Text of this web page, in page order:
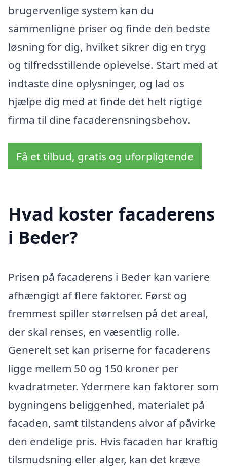
brugervenlige system kan du
sammenligne priser og finde den bedste
løsning for dig, hvilket sikrer dig en tryg
og tilfredsstillende oplevelse. Start med at
indtaste dine oplysninger, og lad os
hjælpe dig med at finde det helt rigtige
firma til dine facaderensningsbehov.
Få et tilbud, gratis og uforpligtende
Hvad koster facaderens
i Beder?
Prisen på facaderens i Beder kan variere
afhængigt af flere faktorer. Først og
fremmest spiller størrelsen på det areal,
der skal renses, en væsentlig rolle.
Generelt set kan priserne for facaderens
ligge mellem 50 og 150 kroner per
kvadratmeter. Ydermere kan faktorer som
bygningens beliggenhed, materialet på
facaden, samt tilstandens alvor af påvirke
den endelige pris. Hvis facaden har kraftig
tilsmudsning eller alger, kan det kræve